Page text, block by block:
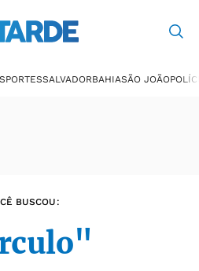
SALVADORBAHIASÃO JOÃO
BUSCOU: